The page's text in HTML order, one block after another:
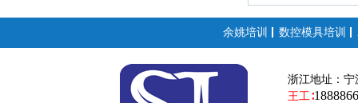
余姚培训 数控模具培训
浙江地址： 宁
王工∶